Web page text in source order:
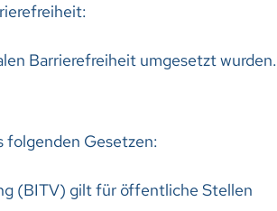
Barrierefreiheit umgesetzt wurden.
folgenden Gesetzen:
(BITV) gilt für öffentliche Stellen